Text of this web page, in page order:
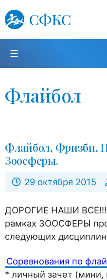
СФКС
Поиск:
Флайбол
Флайбол, Фризби,
Зоосферы.
29 октября 2015
ДОРОГИЕ НАШИ
рамках ЗООСФЕРЫ
следующих
Соревнования по
* личный зачет (мини,